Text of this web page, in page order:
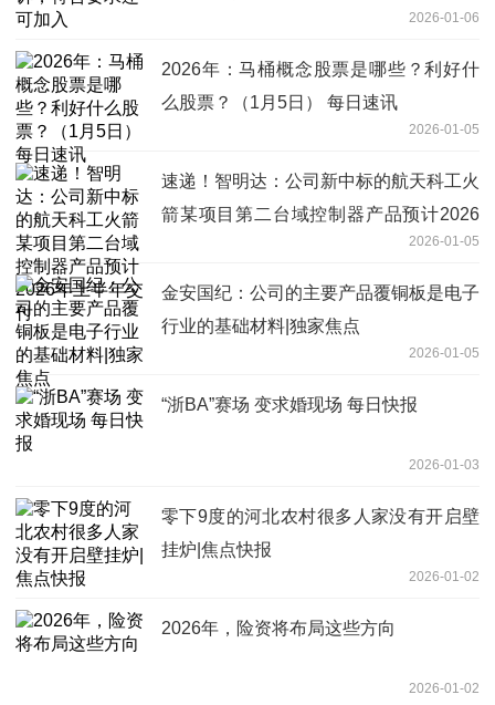
2026-01-06
2026年：马桶概念股票是哪些？利好什
么股票？（1月5日） 每日速讯
2026-01-05
速递！智明达：公司新中标的航天科工火
箭某项目第二台域控制器产品预计2026
2026-01-05
金安国纪：公司的主要产品覆铜板是电子
行业的基础材料|独家焦点
2026-01-05
“浙BA”赛场 变求婚现场 每日快报
2026-01-03
零下9度的河北农村很多人家没有开启壁
挂炉|焦点快报
2026-01-02
2026年，险资将布局这些方向
2026-01-02